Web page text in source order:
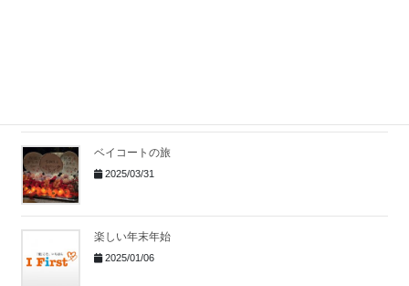
ベイコートの旅
2025/03/31
楽しい年末年始
2025/01/06